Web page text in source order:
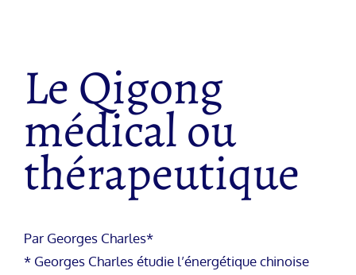
Le Qigong
médical ou
thérapeutique
Par Georges Charles*
* Georges Charles étudie l’énergétique chinoise